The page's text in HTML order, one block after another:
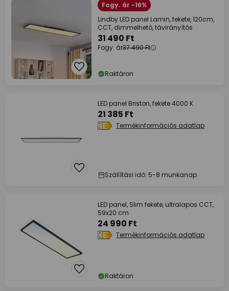
Fogy. ár -16%
Lindby LED panel Lamin, fekete, 120cm,
CCT, dimmelhető, távirányítós
31 490 Ft
Fogy. ár37 490 Ft
Raktáron
LED panel Briston, fekete 4000 K
21 385 Ft
Termékinformációs adatlap
Szállítási idő: 5-8 munkanap
LED panel, Slim fekete, ultralapos CCT,
59x20 cm
24 990 Ft
Termékinformációs adatlap
Raktáron